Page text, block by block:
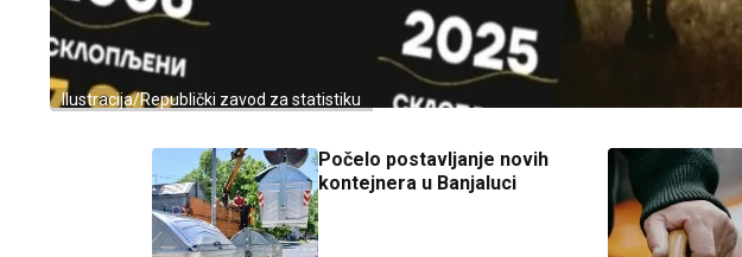
Ilustracija/Republički zavod za statistiku
Počelo postavljanje novih
kontejnera u Banjaluci